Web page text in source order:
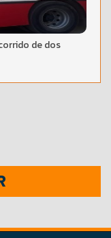
de dos